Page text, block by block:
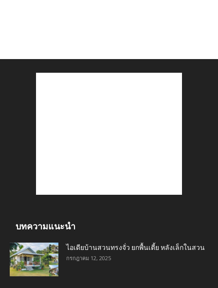
บทความแนะนำ
ไอเดียบ้านสวนทรงจั่ว ยกพื้นเตี้ย หลังเล็กในสวน
กรกฎาคม 12, 2025